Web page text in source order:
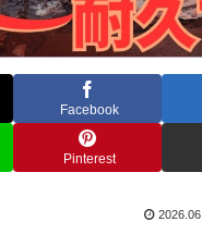
Facebook
Pinterest